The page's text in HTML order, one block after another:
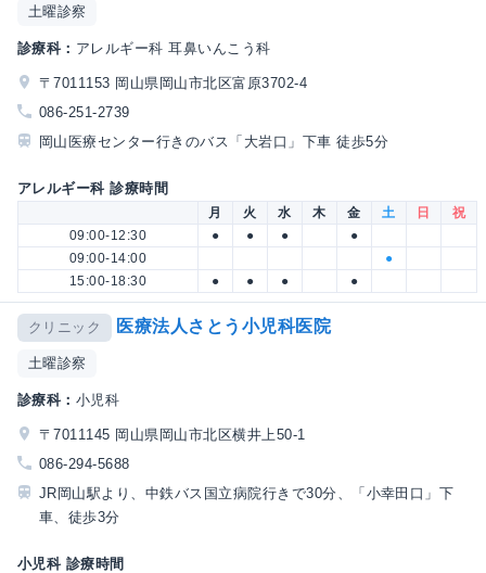
土曜診察
診療科： アレルギー科 耳鼻いんこう科
〒7011153 岡山県岡山市北区富原3702-4
086-251-2739
岡山医療センター行きのバス「大岩口」下車 徒歩5分
アレルギー科 診療時間
月 火 水 木 金 土 日
祝
09:00-12:30
● ● ●
●
09:00-14:00
●
15:00-18:30
● ● ● ●
クリニック 医療法人さとう小児科医院
土曜診察
診療科： 小児科
〒7011145 岡山県岡山市北区横井上50-1
086-294-5688
JR岡山駅より、中鉄バス国立病院行きで30分、「小幸田口」下
車、徒歩3分
小児科 診療時間